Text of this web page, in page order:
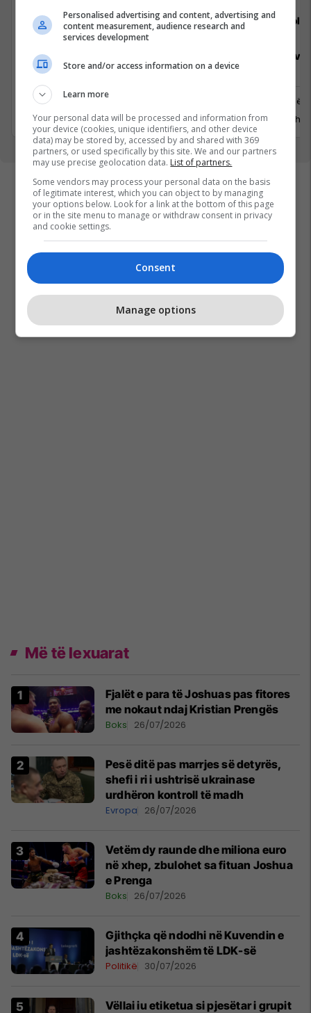
Elkos Group
Specialist Mishi (Kasap)
Ferizaj
3 Gusht 2026
Sales
Prishtinë
29 Gusht
Më të lexuarat
Fjalët e para të Joshuas pas fitores
me nokaut ndaj Kristian Prengës
Boks 26/07/2026
Pesë ditë pas marrjes së detyrës,
shefi i ri i ushtrisë ukrainase
urdhëron kontroll të madh
Evropa 26/07/2026
Vetëm dy raunde dhe miliona euro
në xhep, zbulohet sa fituan Joshua
e Prenga
Boks 26/07/2026
Gjithçka që ndodhi në Kuvendin e
jashtëzakonshëm të LDK-së
Politikë 30/07/2026
Vëllai iu etiketua si pjesëtar i grupit
Personalised advertising and content, advertising and
content measurement, audience research and
services development
Store and/or access information on a device
Learn more
Your personal data will be processed and information from
your device (cookies, unique identifiers, and other device
data) may be stored by, accessed by and shared with 369
partners, or used specifically by this site. We and our partners
may use precise geolocation data. List of partners.
Some vendors may process your personal data on the basis
of legitimate interest, which you can object to by managing
your options below. Look for a link at the bottom of this page
or in the site menu to manage or withdraw consent in privacy
and cookie settings.
Consent
Manage options